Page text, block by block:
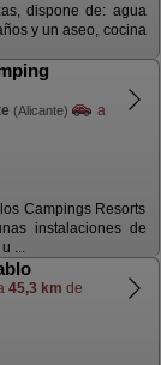
dispone de: agua
y un aseo, cocina
(Alicante)
a
Campings Resorts
instalaciones de
...
45,3 km de